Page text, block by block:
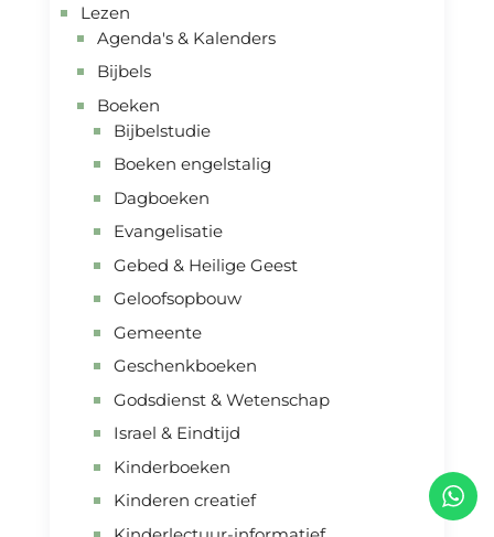
Lezen
Agenda's & Kalenders
Bijbels
Boeken
Bijbelstudie
Boeken engelstalig
Dagboeken
Evangelisatie
Gebed & Heilige Geest
Geloofsopbouw
Gemeente
Geschenkboeken
Godsdienst & Wetenschap
Israel & Eindtijd
Kinderboeken
Kinderen creatief